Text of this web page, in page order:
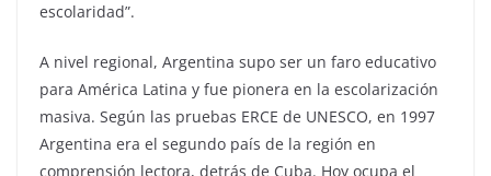
escolaridad”.
A nivel regional, Argentina supo ser un faro educativo
para América Latina y fue pionera en la escolarización
masiva. Según las pruebas ERCE de UNESCO, en 1997
Argentina era el segundo país de la región en
comprensión lectora, detrás de Cuba. Hoy ocupa el